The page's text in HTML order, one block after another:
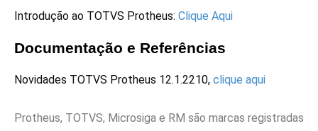
Introdução ao TOTVS Protheus: Clique Aqui
Documentação e Referências
Novidades TOTVS Protheus 12.1.2210, clique aqui
Protheus, TOTVS, Microsiga e RM são marcas registradas